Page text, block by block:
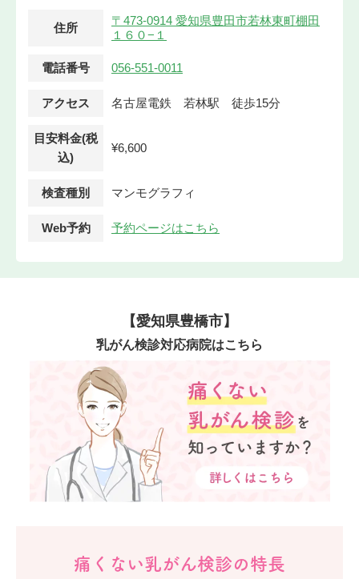
住所
〒473-0914 愛知県豊田市若林東町棚田
１６０−１
電話番号 056-551-0011
アクセス 名古屋電鉄 若林駅 徒歩15分
目安料金(税
込)
¥6,600
検査種別 マンモグラフィ
Web予約 予約ページはこちら
【愛知県豊橋市】
乳がん検診対応病院はこちら
痛くない乳がん検診の特長